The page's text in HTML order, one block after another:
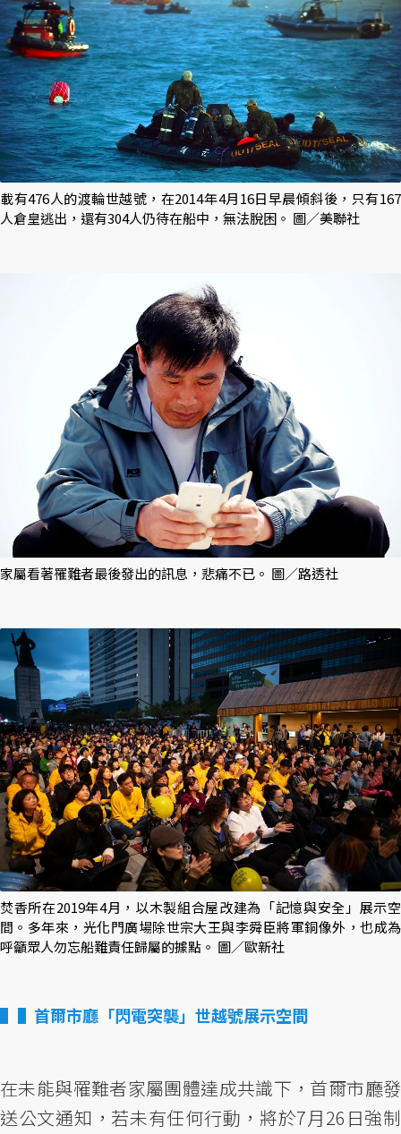
載有476人的渡輪世越號，在2014年4月16日早晨傾斜後，只有167
人倉皇逃出，還有304人仍待在船中，無法脫困。 圖／美聯社
家屬看著罹難者最後發出的訊息，悲痛不已。 圖／路透社
焚香所在2019年4月，以木製組合屋改建為「記憶與安全」展示空
間。多年來，光化門廣場除世宗大王與李舜臣將軍銅像外，也成為
呼籲眾人勿忘船難責任歸屬的據點。 圖／歐新社
▌首爾市廳「閃電突襲」世越號展示空間
在未能與罹難者家屬團體達成共識下，首爾市廳發
送公文通知，若未有任何行動，將於7月26日強制